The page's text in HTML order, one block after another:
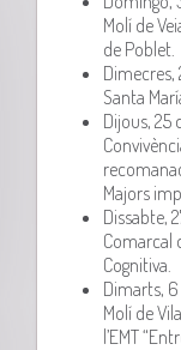
Molí de
de Poblet.
Dimecres,
Santa
Dijous, 25
Majors
Dissabte,
Comarcal
Cognitiva.
Dimarts,
Molí de
l’EMT